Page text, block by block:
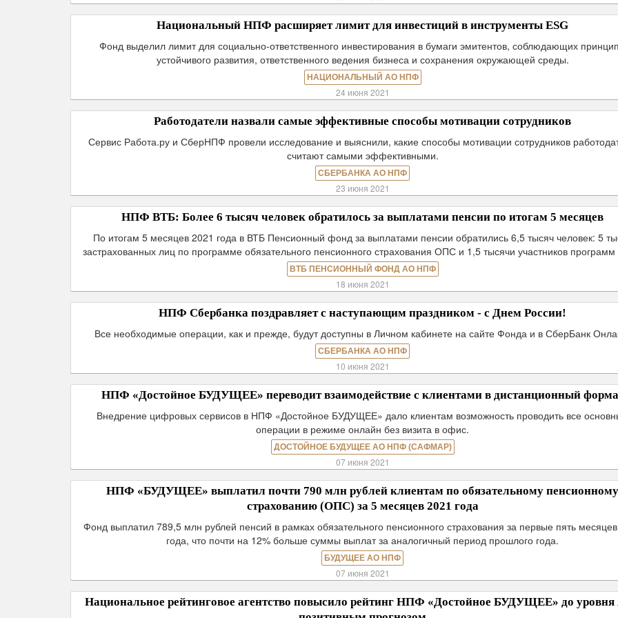
Национальный НПФ расширяет лимит для инвестиций в инструменты ESG
Фонд выделил лимит для социально-ответственного инвестирования в бумаги эмитентов, соблюдающих
устойчивого развития, ответственного ведения бизнеса и сохранения окружающей среды.
НАЦИОНАЛЬНЫЙ АО НПФ
24 июня 2021
Работодатели назвали самые эффективные способы мотивации сотрудников
Сервис Работа.ру и СберНПФ провели исследование и выяснили, какие способы мотивации сотрудников
считают самыми эффективными.
СБЕРБАНКА АО НПФ
23 июня 2021
НПФ ВТБ: Более 6 тысяч человек обратилось за выплатами пенсии по итогам 5 месяцев
По итогам 5 месяцев 2021 года в ВТБ Пенсионный фонд за выплатами пенсии обратились 6,5 тысяч человек: 5
застрахованных лиц по программе обязательного пенсионного страхования ОПС и 1,5 тысячи участников
ВТБ ПЕНСИОННЫЙ ФОНД АО НПФ
18 июня 2021
НПФ Сбербанка поздравляет с наступающим праздником - с Днем России!
Все необходимые операции, как и прежде, будут доступны в Личном кабинете на сайте Фонда и в СберБанк
СБЕРБАНКА АО НПФ
10 июня 2021
НПФ «Достойное БУДУЩЕЕ» переводит взаимодействие с клиентами в дистанционный
Внедрение цифровых сервисов в НПФ «Достойное БУДУЩЕЕ» дало клиентам возможность проводить все
операции в режиме онлайн без визита в офис.
ДОСТОЙНОЕ БУДУЩЕЕ АО НПФ (САФМАР)
07 июня 2021
НПФ «БУДУЩЕЕ» выплатил почти 790 млн рублей клиентам по обязательному пенсионному
страхованию (ОПС) за 5 месяцев 2021 года
Фонд выплатил 789,5 млн рублей пенсий в рамках обязательного пенсионного страхования за первые пять
года, что почти на 12% больше суммы выплат за аналогичный период прошлого года.
БУДУЩЕЕ АО НПФ
07 июня 2021
Национальное рейтинговое агентство повысило рейтинг НПФ «Достойное БУДУЩЕЕ» до уровня